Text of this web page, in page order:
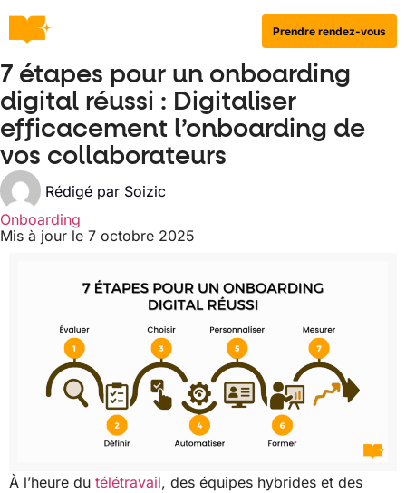
Prendre rendez-vous
7 étapes pour un onboarding
digital réussi : Digitaliser
efficacement l’onboarding de
vos collaborateurs
Rédigé par Soizic
Onboarding
Mis à jour le 7 octobre 2025
À l’heure du télétravail, des équipes hybrides et des